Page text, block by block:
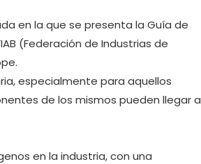
en la que se presenta la Guía de
(Federación de Industrias de
especialmente para aquellos
de los mismos pueden llegar a
en la industria, con una